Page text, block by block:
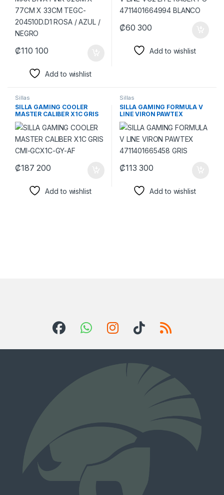
₡110 100
Add to wishlist
₡60 300
Add to wishlist
Sillas
SILLA GAMING COOLER
MASTER CALIBER X1C GRIS
CMI-GCX1C-GY-AF
₡187 200
Add to wishlist
Sillas
SILLA GAMING FORMULA V
LINE VIRON PAWTEX
4711401665458 GRIS
₡113 300
Add to wishlist